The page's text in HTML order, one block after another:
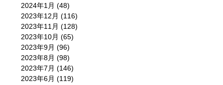
2024年1月 (48)
2023年12月 (116)
2023年11月 (128)
2023年10月 (65)
2023年9月 (96)
2023年8月 (98)
2023年7月 (146)
2023年6月 (119)